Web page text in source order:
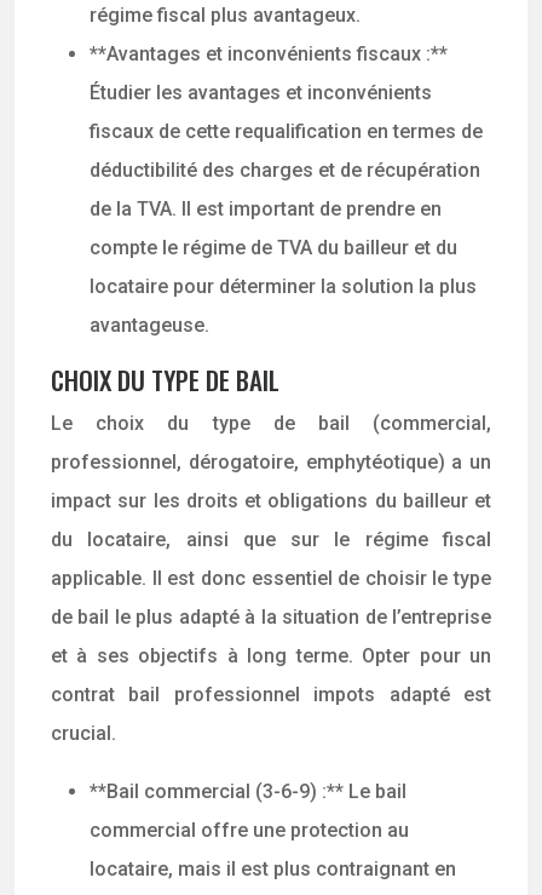
régime fiscal plus avantageux.
**Avantages et inconvénients fiscaux :**
Étudier les avantages et inconvénients
fiscaux de cette requalification en termes de
déductibilité des charges et de récupération
de la TVA. Il est important de prendre en
compte le régime de TVA du bailleur et du
locataire pour déterminer la solution la plus
avantageuse.
CHOIX DU TYPE DE BAIL
Le choix du type de bail (commercial,
professionnel, dérogatoire, emphytéotique) a un
impact sur les droits et obligations du bailleur et
du locataire, ainsi que sur le régime fiscal
applicable. Il est donc essentiel de choisir le type
de bail le plus adapté à la situation de l’entreprise
et à ses objectifs à long terme. Opter pour un
contrat bail professionnel impots adapté est
crucial.
**Bail commercial (3-6-9) :** Le bail
commercial offre une protection au
locataire, mais il est plus contraignant en